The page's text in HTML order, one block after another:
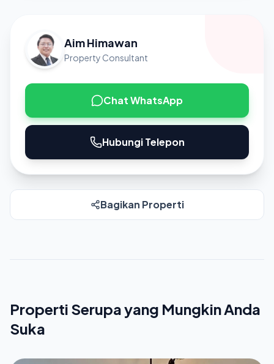
Aim Himawan
Property Consultant
Chat WhatsApp
Hubungi Telepon
Bagikan Properti
Properti Serupa yang Mungkin Anda
Suka